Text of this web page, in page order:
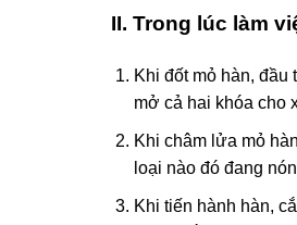
II. Trong lúc làm
Khi đốt mỏ hàn,
mở cả hai khóa cho
Khi châm lửa mỏ
loại nào đó đang
Khi tiến hành hàn,